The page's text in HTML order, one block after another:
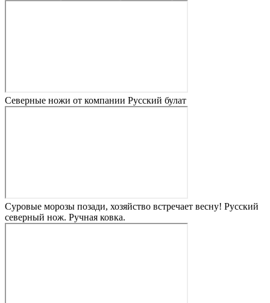
Северные ножи от компании Русский булат
Суровые морозы позади, хозяйство встречает весну! Русский
северный нож. Ручная ковка.